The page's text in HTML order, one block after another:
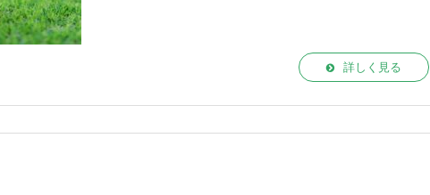
詳しく見る